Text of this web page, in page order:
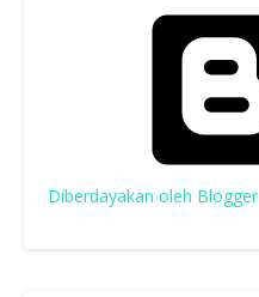
Diberdayakan oleh Blogger